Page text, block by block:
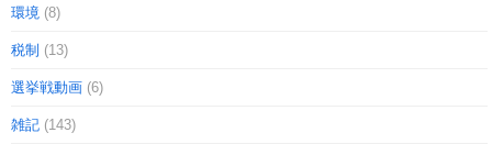
環境 (8)
税制 (13)
選挙戦動画 (6)
雑記 (143)